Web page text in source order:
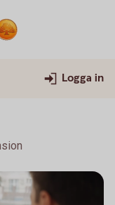
Logga in